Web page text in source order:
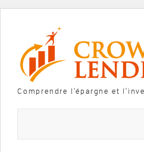
Comprendre l'épargne et